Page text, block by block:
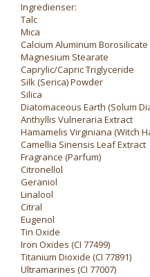
Ingredienser:
Talc
Mica
Calcium Aluminum Borosilicate
Magnesium Stearate
Caprylic/Capric Triglyceride
Silk (Serica) Powder
Silica
Diatomaceous Earth (Solum
Anthyllis Vulneraria Extract
Hamamelis Virginiana (Witch
Camellia Sinensis Leaf Extract
Fragrance (Parfum)
Citronellol
Geraniol
Linalool
Citral
Eugenol
Tin Oxide
Iron Oxides (CI 77499)
Titanium Dioxide (CI 77891)
Ultramarines (CI 77007)